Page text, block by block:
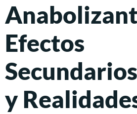
Efectos
y